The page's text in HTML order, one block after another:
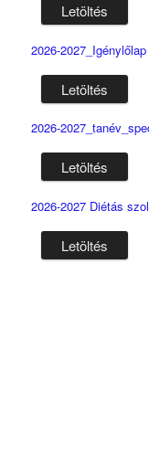
Letöltés
2026-
Letöltés
2026-
Letöltés
2026-2027 Diétás
Letöltés